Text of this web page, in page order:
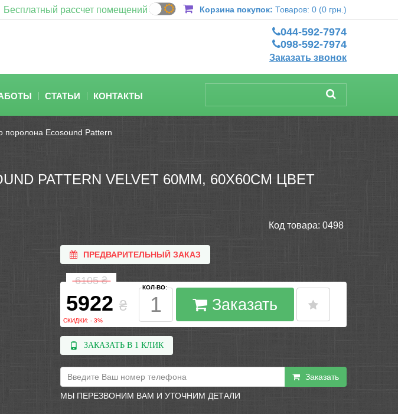
Бесплатный рассчет помещений Корзина покупок: Товаров: 0 (0 грн.)
044-592-7974
098-592-7974
Заказать звонок
СТАТЬИ КОНТАКТЫ
поролона Ecosound Pattern
PATTERN VELVET 60ММ, 60Х60СМ ЦВЕТ
Код товара: 0498
ПРЕДВАРИТЕЛЬНЫЙ ЗАКАЗ
6105₴
5922 ₴
СКИДКИ: - 3%
КОЛ-ВО:
Заказать
ЗАКАЗАТЬ В 1 КЛИК
Заказать
МЫ ПЕРЕЗВОНИМ ВАМ И УТОЧНИМ ДЕТАЛИ